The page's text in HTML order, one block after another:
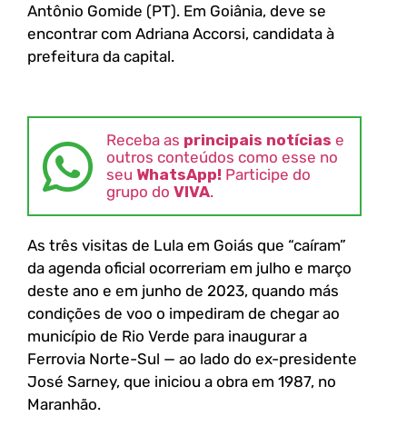
Antônio Gomide (PT). Em Goiânia, deve se
encontrar com Adriana Accorsi, candidata à
prefeitura da capital.
Receba as principais notícias e
outros conteúdos como esse no
seu WhatsApp! Participe do
grupo do VIVA.
As três visitas de Lula em Goiás que “caíram”
da agenda oficial ocorreriam em julho e março
deste ano e em junho de 2023, quando más
condições de voo o impediram de chegar ao
município de Rio Verde para inaugurar a
Ferrovia Norte-Sul — ao lado do ex-presidente
José Sarney, que iniciou a obra em 1987, no
Maranhão.